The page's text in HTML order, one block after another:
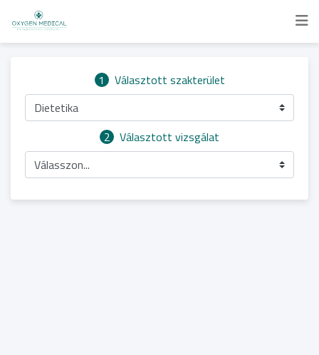
1
Választott szakterület
Dietetika
2 Választott vizsgálat
Válasszon...